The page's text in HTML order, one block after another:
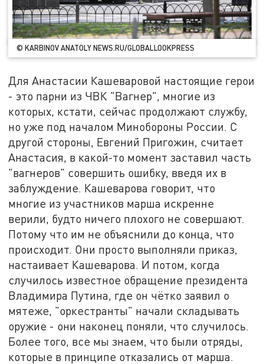
© KARBINOV ANATOLY NEWS.RU/GLOBALLOOKPRESS
Для Анастасии Кашеваровой настоящие герои
- это парни из ЧВК "Вагнер", многие из
которых, кстати, сейчас продолжают службу,
но уже под началом Минобороны России. С
другой стороны, Евгений Пригожин, считает
Анастасия, в какой-то момент заставил часть
"вагнеров" совершить ошибку, введя их в
заблуждение. Кашеварова говорит, что
многие из участников марша искренне
верили, будто ничего плохого не совершают.
Потому что им не объяснили до конца, что
происходит. Они просто выполняли приказ,
настаивает Кашеварова. И потом, когда
случилось известное обращение президента
Владимира Путина, где он чётко заявил о
мятеже, "оркестранты" начали складывать
оружие - они наконец поняли, что случилось.
Более того, все мы знаем, что были отряды,
которые в принципе отказались от марша.